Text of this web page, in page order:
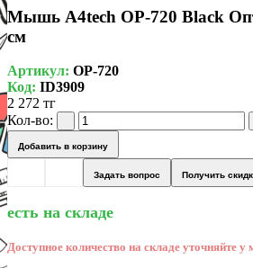
Мышь A4tech OP-720 Black
см
Артикул: OP-720
Код: ID3909
2 272 тг
Кол-во:
Добавить в корзину
Задать вопрос Получить
есть на складе
Доступное количество на складе уточняйте у